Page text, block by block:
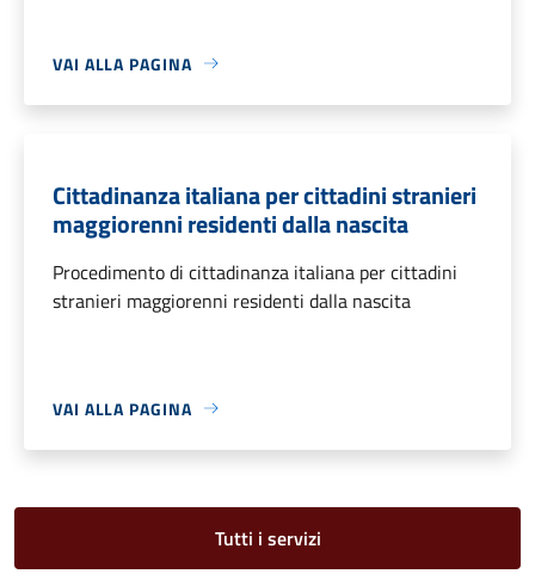
VAI ALLA PAGINA
Cittadinanza italiana per cittadini stranieri
maggiorenni residenti dalla nascita
Procedimento di cittadinanza italiana per cittadini
stranieri maggiorenni residenti dalla nascita
VAI ALLA PAGINA
Tutti i servizi